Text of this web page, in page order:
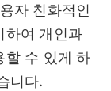
자 친화적인
하여 개인과
할 수 있게 하
니다.